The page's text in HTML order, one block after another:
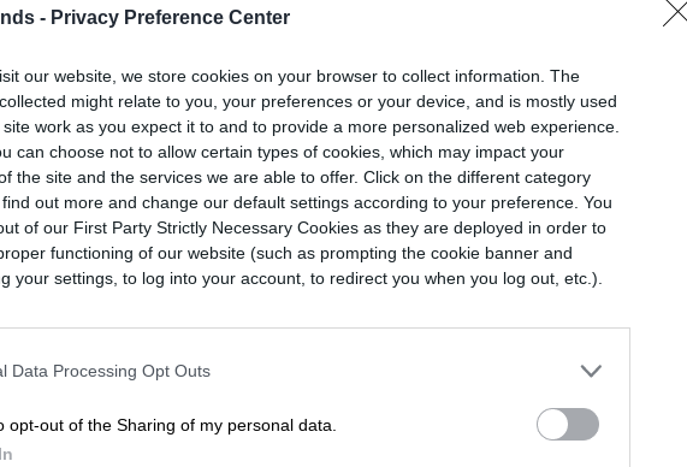
- Privacy Preference Center
our website, we store cookies on your browser to collect information. The
might relate to you, your preferences or your device, and is mostly used
work as you expect it to and to provide a more personalized web experience.
can choose not to allow certain types of cookies, which may impact your
the site and the services we are able to offer. Click on the different category
out more and change our default settings according to your preference. You
of our First Party Strictly Necessary Cookies as they are deployed in order to
functioning of our website (such as prompting the cookie banner and
your settings, to log into your account, to redirect you when you log out, etc.).
Data Processing Opt Outs
opt-out of the Sharing of my personal data.
de pruebas es que nadie quiere admitir
declaraciones en torno a la distribución de la
que el antídoto debe estar disponible para los
vacunas vayan al mejor postor, y no a la
tendremos una pandemia más larga”,
a
estadounidense y destacó los esfuerzos del
vacuna.